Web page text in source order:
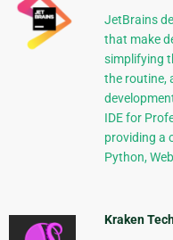
JetBrains
that make
simplifying
the routine,
IDE for
providing a
Python,
Kraken